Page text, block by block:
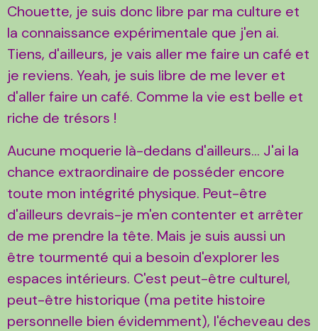
Chouette, je suis donc libre par ma culture et
la connaissance expérimentale que j'en ai.
Tiens, d'ailleurs, je vais aller me faire un café et
je reviens. Yeah, je suis libre de me lever et
d'aller faire un café. Comme la vie est belle et
riche de trésors !
Aucune moquerie là-dedans d'ailleurs... J'ai la
chance extraordinaire de posséder encore
toute mon intégrité physique. Peut-être
d'ailleurs devrais-je m'en contenter et arrêter
de me prendre la tête. Mais je suis aussi un
être tourmenté qui a besoin d'explorer les
espaces intérieurs. C'est peut-être culturel,
peut-être historique (ma petite histoire
personnelle bien évidemment), l'écheveau des